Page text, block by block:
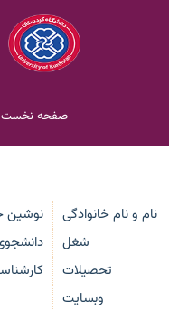
صفحه نخست
نام و نام خانوادگی
نوشین
شغل
تحصیلات
وبسایت